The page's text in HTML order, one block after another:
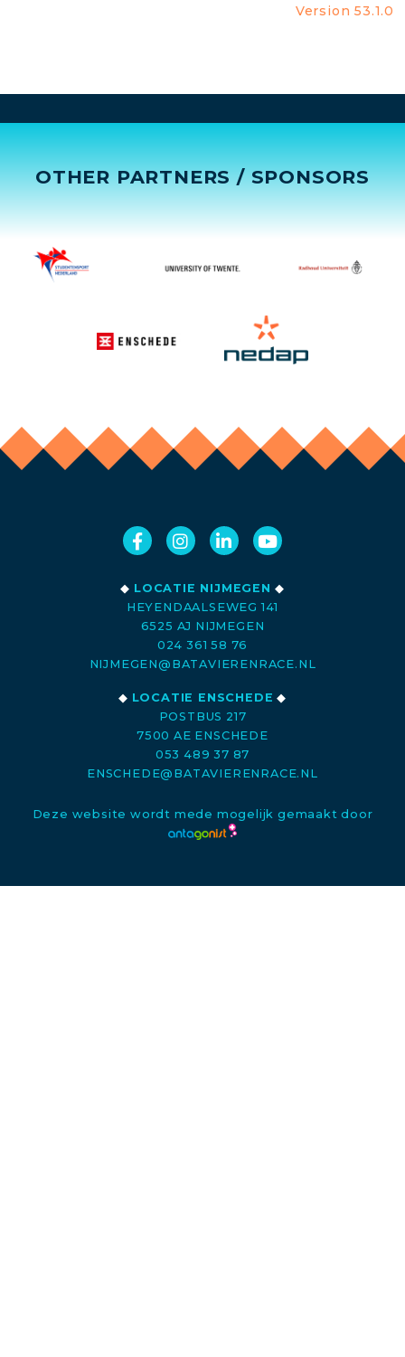
Version 53.1.0
OTHER PARTNERS / SPONSORS
◆ LOCATIE NIJMEGEN ◆
HEYENDAALSEWEG 141
6525 AJ NIJMEGEN
024 361 58 76
NIJMEGEN@BATAVIERENRACE.NL
◆ LOCATIE ENSCHEDE ◆
POSTBUS 217
7500 AE ENSCHEDE
053 489 37 87
ENSCHEDE@BATAVIERENRACE.NL
Deze website wordt mede mogelijk gemaakt door